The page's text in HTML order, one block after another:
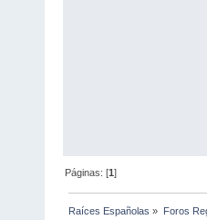
Páginas: [1]
Raíces Españolas » Foros